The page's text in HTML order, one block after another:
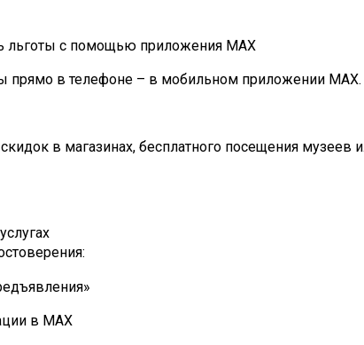
льготы с помощью приложения МАХ
прямо в телефоне – в мобильном приложении МАХ.
в магазинах, бесплатного посещения музеев
в МАХ